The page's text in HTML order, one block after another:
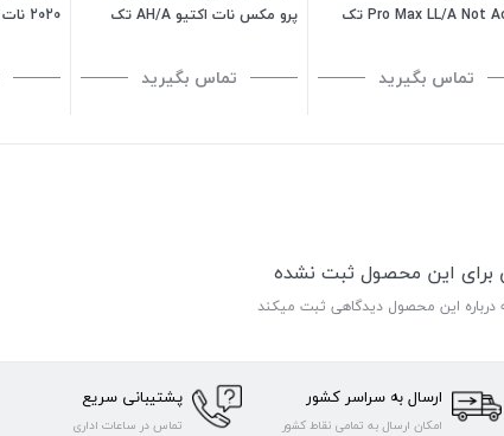
Pro Max LL/A Not Active تک
تماس بگیرید
پرو مکس نات اکتیو AH/A تک
تماس بگیرید
برای این محصول ثبت نشده
درباره این محصول دیدگاهی ثبت میکند
ارسال به سراسر کشور
امکان ارسال به تمامی نقاط کشور
پشتیبانی سریع
تماس در ساعات اداری